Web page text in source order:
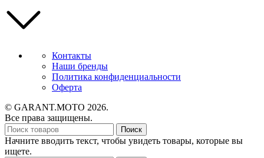
Контакты
Наши бренды
Политика конфиденциальности
Оферта
© GARANT.MOTO 2026.
Все права защищены.
Поиск
Начните вводить текст, чтобы увидеть товары, которые вы
ищете.